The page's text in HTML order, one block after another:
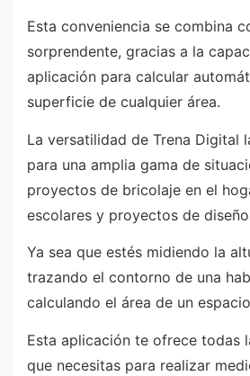
Esta conveniencia se combina
sorprendente, gracias a la
aplicación para calcular
superficie de cualquier área.
La versatilidad de Trena Digital
para una amplia gama de
proyectos de bricolaje en el
escolares y proyectos de
Ya sea que estés midiendo la
trazando el contorno de una
calculando el área de un
Esta aplicación te ofrece todas
que necesitas para realizar